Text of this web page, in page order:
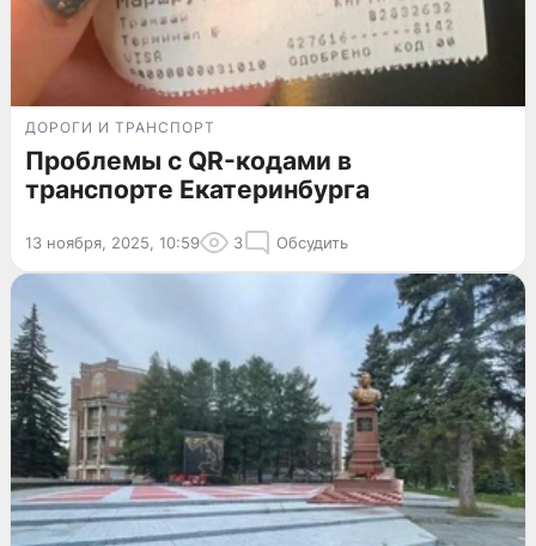
ДОРОГИ И ТРАНСПОРТ
Проблемы с QR-кодами в
транспорте Екатеринбурга
13 ноября, 2025, 10:59 3 Обсудить